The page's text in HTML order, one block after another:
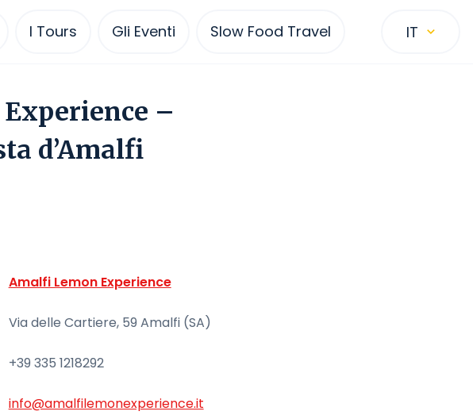
I Tours Gli Eventi Slow Food Travel IT
–
d’Amalfi
Amalfi Lemon Experience
Via delle Cartiere, 59 Amalfi (SA)
+39 335 1218292
info@amalfilemonexperience.it